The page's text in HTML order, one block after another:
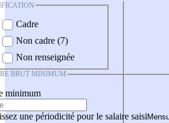
Cadre
Non cadre (7)
Non renseignée
BRUT MINIMUM
minimum
une périodicité pour le salaire saisi